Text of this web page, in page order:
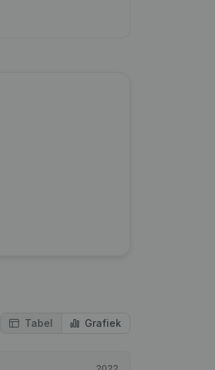
Tabel Grafiek